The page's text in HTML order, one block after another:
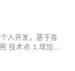
Sample { //设
APP_KE
void main(String[...
人开发。基于各
技术点 1.增加了
分析2张图片之间